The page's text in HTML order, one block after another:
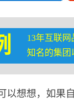
13年互联网
知名的集团
以想想，如果